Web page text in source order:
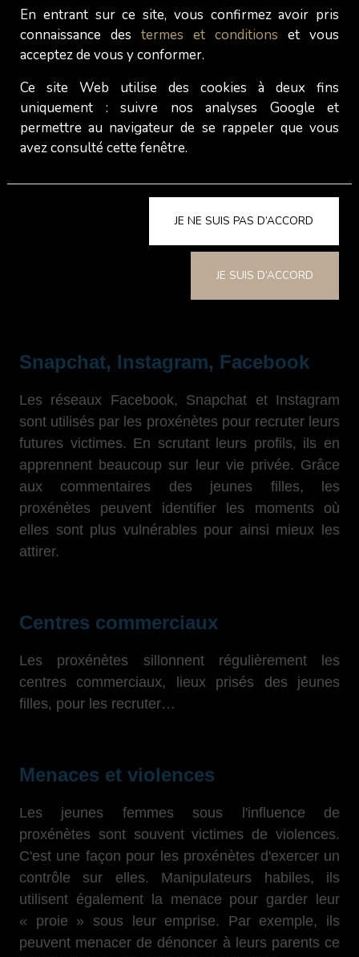
à des proxénètes qu’elles croisent dans des bars,
des centres commerciaux, voire dans certaines
cours d'écoles ou d'universités. Parfois mineures,
parfois majeures, elles cherchent ainsi à
« provoquer » et à mettre en avant leur désir d’un
mode de vie « luxueux ». Ce phénomène touche
particulièrement les jeunes filles pauvres et sans
liberté.
QUELQUES RÉALITÉS DES
Snapchat, Instagram, Facebook
Les réseaux Facebook, Snapchat et Instagram
sont utilisés par les proxénètes pour recruter leurs
futures victimes. En scrutant leurs profils, ils en
apprennent beaucoup sur leur vie privée. Grâce
aux commentaires des jeunes filles, les
proxénètes peuvent identifier les moments où
elles sont plus vulnérables pour ainsi mieux les
attirer.
Centres commerciaux
Les proxénètes sillonnent régulièrement les
centres commerciaux, lieux prisés des jeunes
filles, pour les recruter…
Menaces et violences
Les jeunes femmes sous l'influence de
proxénètes sont souvent victimes de violences.
C'est une façon pour les proxénètes d'exercer un
contrôle sur elles. Manipulateurs habiles, ils
utilisent également la menace pour garder leur
« proie » sous leur emprise. Par exemple, ils
peuvent menacer de dénoncer à leurs parents ce
En entrant sur ce site, vous confirmez avoir pris
connaissance des termes et conditions et vous
acceptez de vous y conformer.
Ce site Web utilise des cookies à deux fins
uniquement : suivre nos analyses Google et
permettre au navigateur de se rappeler que vous
avez consulté cette fenêtre.
JE NE SUIS PAS D’ACCORD
JE SUIS D’ACCORD